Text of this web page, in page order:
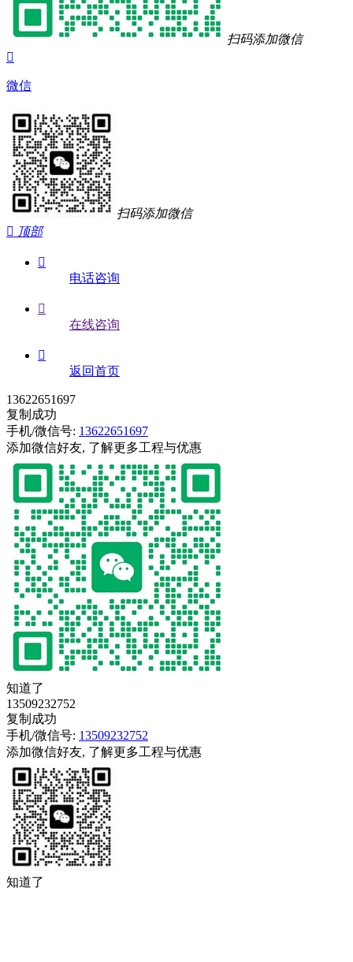
扫码添加微信

微信
扫码添加微信
 顶部

电话咨询

在线咨询

返回首页
13622651697
复制成功
手机/微信号: 13622651697
添加微信好友, 了解更多工程与优惠
知道了
13509232752
复制成功
手机/微信号: 13509232752
添加微信好友, 了解更多工程与优惠
知道了